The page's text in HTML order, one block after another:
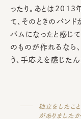
ったり。あとは2013
て、そのときのバン
バムになったと感じ
のものが作れるなら
う、手応えを感じた
独立をしたこ
がありましたか